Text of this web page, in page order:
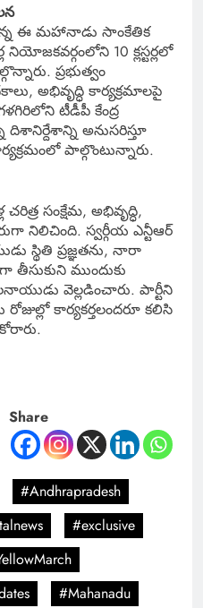
ఈ మహానాడు సాంకేతిక
నియోజకవర్గంలోని 10 క్లస్టర్లలో
ప్రభుత్వం
అభివృద్ధి కార్యక్రమాలపై
టీడీపీ కేంద్ర
అనుసరిస్తూ
పాల్గొంటున్నారు.
చరిత్ర సంక్షేమ, అభివృద్ధి,
స్వర్గీయ ఎన్టీఆర్
స్థితి ప్రజ్ఞతను, నారా
ముందుకు
వెల్లడించారు. పార్టీని
కార్యకర్తలందరూ కలిసి
Share
#Andhrapradesh
#exclusive
#Mahanadu